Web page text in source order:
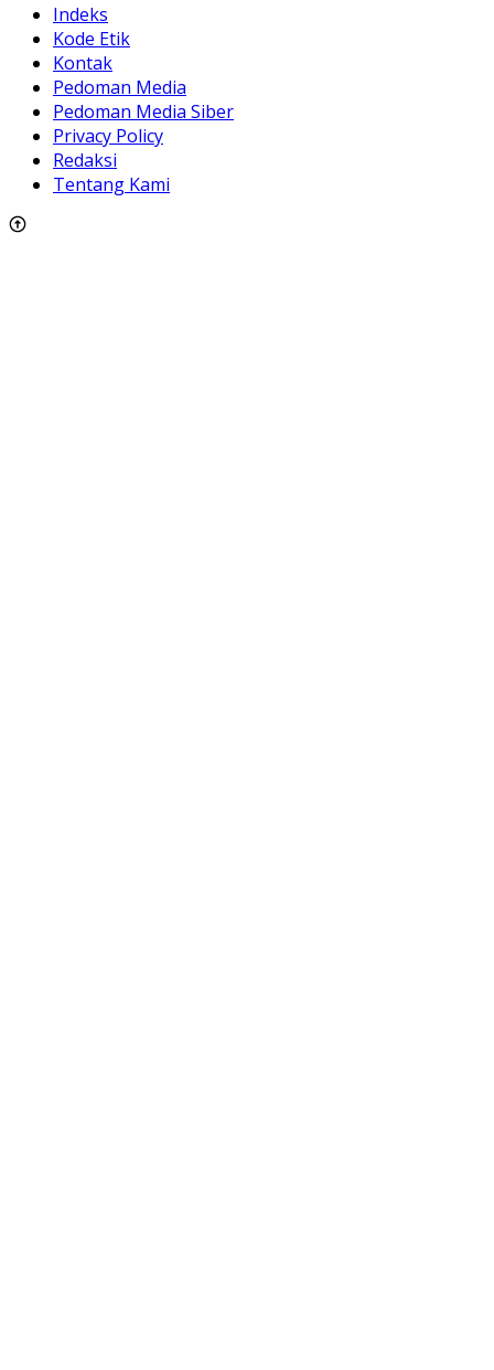
Indeks
Kode Etik
Kontak
Pedoman Media
Pedoman Media Siber
Privacy Policy
Redaksi
Tentang Kami